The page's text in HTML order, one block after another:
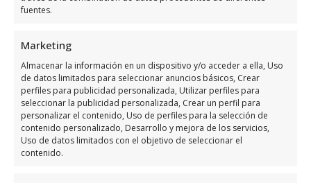
fuentes.
Marketing
Almacenar la información en un dispositivo y/o acceder a ella, Uso
de datos limitados para seleccionar anuncios básicos, Crear
perfiles para publicidad personalizada, Utilizar perfiles para
seleccionar la publicidad personalizada, Crear un perfil para
personalizar el contenido, Uso de perfiles para la selección de
contenido personalizado, Desarrollo y mejora de los servicios,
Uso de datos limitados con el objetivo de seleccionar el
contenido.
unas vacaciones inolvidables. Encuentra los
estancia con nosotros. ¡Te esperamos!
Descubre otros negocios
relacionados de Orihuela
Costa